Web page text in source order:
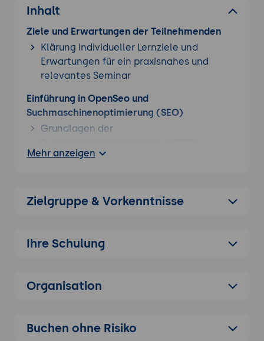
Inhalt
Ziele und Erwartungen der Teilnehmenden
Klärung individueller Lernziele und
Erwartungen für ein praxisnahes und
relevantes Seminar
Einführung in OpenSeo und
Suchmaschinenoptimierung (SEO)
Grundlagen der
Überblick über OpenSeo und seine
Marketingstrategien
On-Page-SEO: Meta-Tags, Header, URL-
Autorität
Mehr anzeigen
Zielgruppe & Vorkenntnisse
Ihre Schulung
Organisation
Buchen ohne Risiko